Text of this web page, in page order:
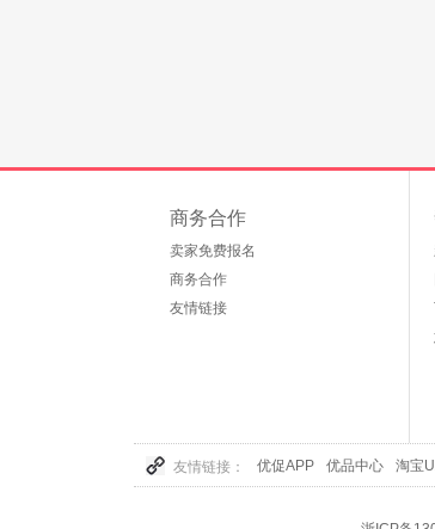
商务合作
卖家免费报名
商务合作
友情链接
友情链接： 优促APP 优品中心 淘宝